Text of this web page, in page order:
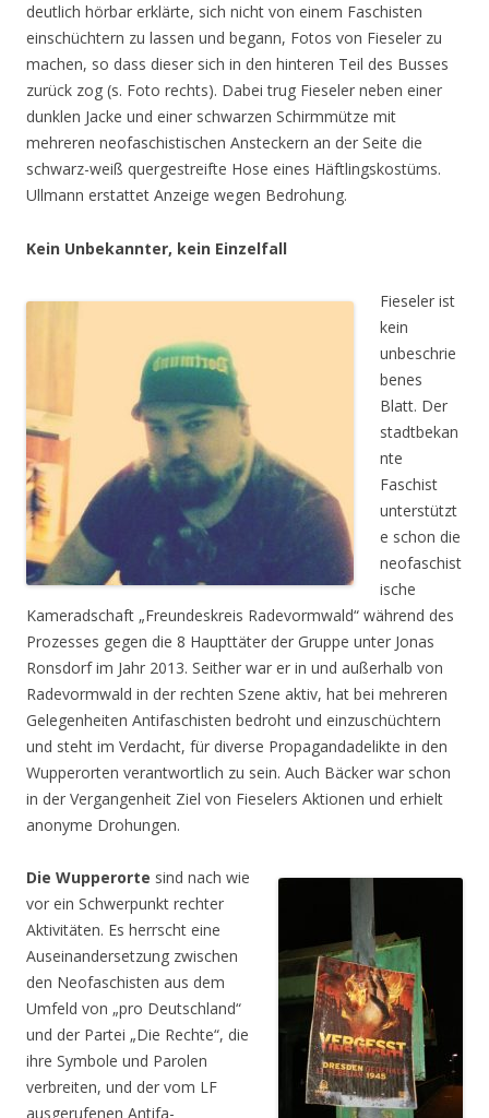
deutlich hörbar erklärte, sich nicht von einem Faschisten
einschüchtern zu lassen und begann, Fotos von Fieseler zu
machen, so dass dieser sich in den hinteren Teil des Busses
zurück zog (s. Foto rechts). Dabei trug Fieseler neben einer
dunklen Jacke und einer schwarzen Schirmmütze mit
mehreren neofaschistischen Ansteckern an der Seite die
schwarz-weiß quergestreifte Hose eines Häftlingskostüms.
Ullmann erstattet Anzeige wegen Bedrohung.
Kein Unbekannter, kein Einzelfall
Fieseler ist
kein
unbeschrie
benes
Blatt. Der
stadtbekan
nte
Faschist
unterstützt
e schon die
neofaschist
ische
Kameradschaft „Freundeskreis Radevormwald“ während des
Prozesses gegen die 8 Haupttäter der Gruppe unter Jonas
Ronsdorf im Jahr 2013. Seither war er in und außerhalb von
Radevormwald in der rechten Szene aktiv, hat bei mehreren
Gelegenheiten Antifaschisten bedroht und einzuschüchtern
und steht im Verdacht, für diverse Propagandadelikte in den
Wupperorten verantwortlich zu sein. Auch Bäcker war schon
in der Vergangenheit Ziel von Fieselers Aktionen und erhielt
anonyme Drohungen.
Die Wupperorte sind nach wie
vor ein Schwerpunkt rechter
Aktivitäten. Es herrscht eine
Auseinandersetzung zwischen
den Neofaschisten aus dem
Umfeld von „pro Deutschland“
und der Partei „Die Rechte“, die
ihre Symbole und Parolen
verbreiten, und der vom LF
ausgerufenen Antifa-